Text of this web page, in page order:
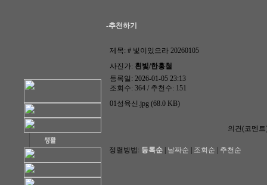
-추천하기
제목: # 빛이있으라 20260105
사진가: 흰빛/한홍철
등록일: 2026-01-05 23:13
조회수: 364 / 추천수: 151
01성육신.jpg (68.0 KB)
의견(코멘
정렬방법: 등록순 날짜순 조회순 추천순